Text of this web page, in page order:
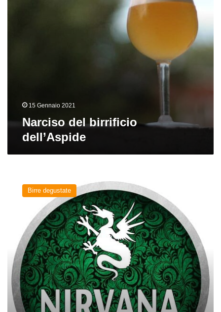
15 Gennaio 2021
Narciso del birrificio
dell’Aspide
birrificio
Birre degustate